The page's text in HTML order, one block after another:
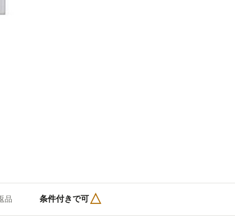
品 条件付きで可△